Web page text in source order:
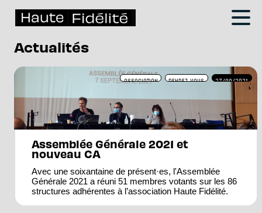
Actualités
ASSOCIATION RENDEZ-VOUS 27/09/2021
Assemblée Générale 2021 et
nouveau CA
Avec une soixantaine de présent·es, l'Assemblée
Générale 2021 a réuni 51 membres votants sur les 86
structures adhérentes à l’association Haute Fidélité.